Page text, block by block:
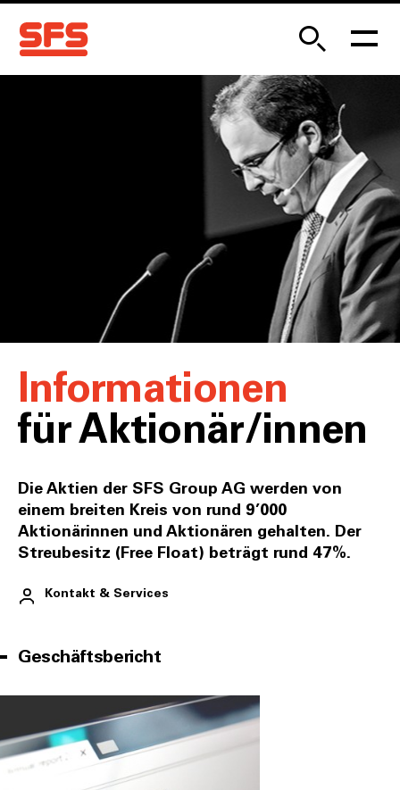
Informationen
für Aktionär/innen
Die Aktien der SFS Group AG werden von
einem breiten Kreis von rund 9’000
Aktionärinnen und Aktionären gehalten. Der
Streubesitz (Free Float) beträgt rund 47%.
Kontakt & Services
Geschäftsbericht